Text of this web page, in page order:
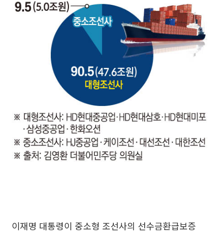
이재명 대통령이 중소형 조선사의 선수금환급보증